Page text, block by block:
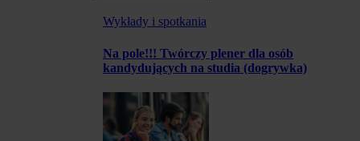
Wykłady i spotkania
Na pole!!! Twórczy plener dla osób
kandydujących na studia (dogrywka)